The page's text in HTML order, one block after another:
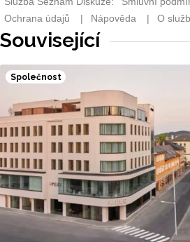
Související
Společnost